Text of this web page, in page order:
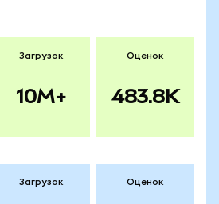
Загрузок
10M+
Оценок
483.8K
Загрузок Оценок